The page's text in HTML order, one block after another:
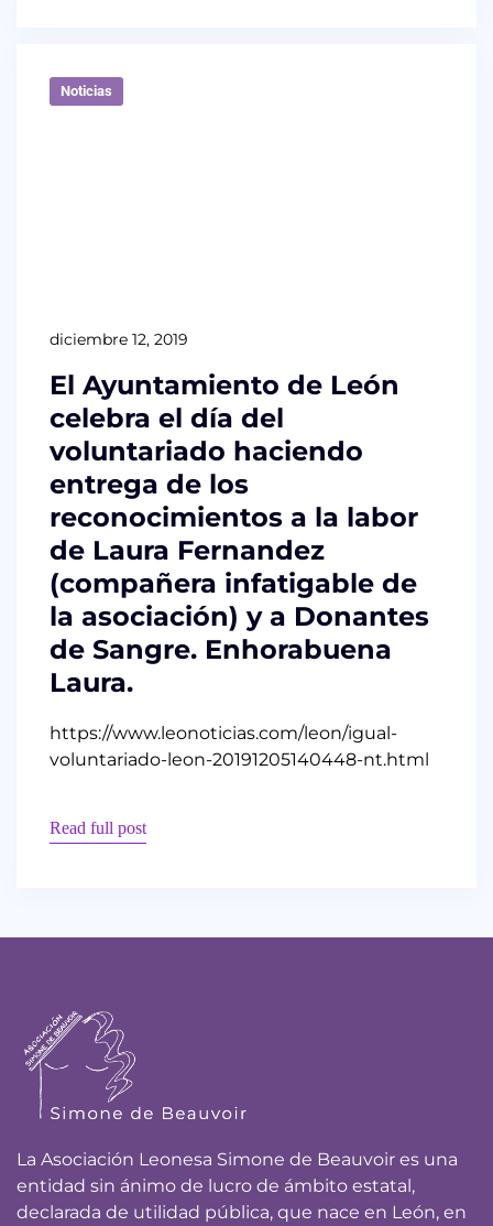
Noticias
diciembre 12, 2019
El Ayuntamiento de León
celebra el día del
voluntariado haciendo
entrega de los
reconocimientos a la labor
de Laura Fernandez
(compañera infatigable de
la asociación) y a Donantes
de Sangre. Enhorabuena
Laura.
https://www.leonoticias.com/leon/igual-
voluntariado-leon-20191205140448-nt.html
Read full post
La Asociación Leonesa Simone de Beauvoir es una
entidad sin ánimo de lucro de ámbito estatal,
declarada de utilidad pública, que nace en León, en